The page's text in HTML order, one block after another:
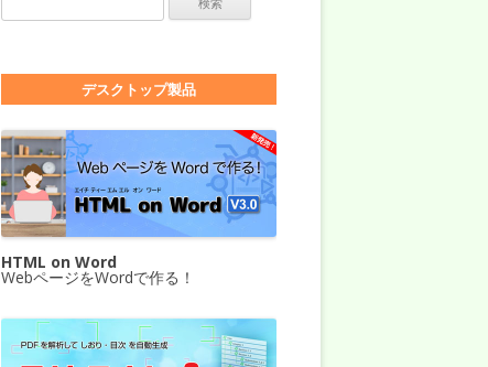
デスクトップ製品
HTML on Word
WebページをWordで作る！